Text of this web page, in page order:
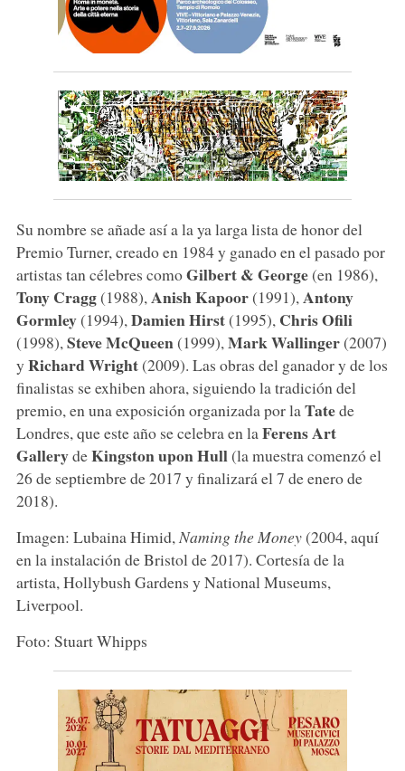
Su nombre se añade así a la ya larga lista de honor del
Premio Turner, creado en 1984 y ganado en el pasado por
artistas tan célebres comoGilbert & George(en 1986),
Tony Cragg(1988), Anish Kapoor(1991), Antony
Gormley(1994), Damien Hirst(1995), Chris Ofili
(1998), Steve McQueen(1999), Mark Wallinger(2007)
y Richard Wright(2009). Las obras del ganador y de los
finalistas se exhiben ahora, siguiendo la tradición del
premio, en una exposición organizada por la Tatede
Londres, que este año se celebra en la Ferens Art
GallerydeKingston upon Hull(la muestra comenzó el
26 de septiembre de 2017 y finalizará el 7 de enero de
2018).
Imagen: Lubaina Himid, Naming the Money(2004, aquí
en la instalación de Bristol de 2017). Cortesía de la
artista, Hollybush Gardens y National Museums,
Liverpool.
Foto: Stuart Whipps